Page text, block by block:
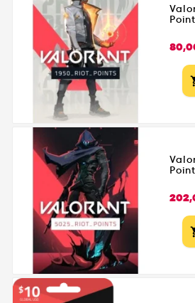
Prix
Prix